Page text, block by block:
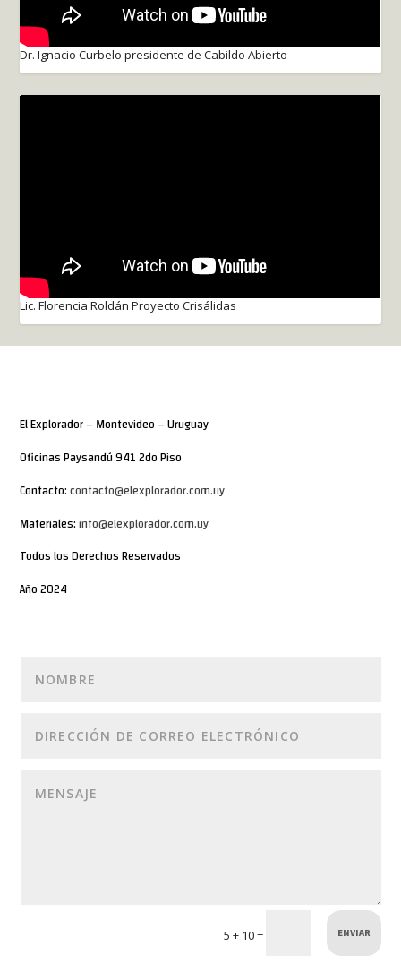
Dr. Ignacio Curbelo presidente de Cabildo Abierto
Lic. Florencia Roldán Proyecto Crisálidas
El Explorador – Montevideo – Uruguay
Oficinas Paysandú 941 2do Piso
Contacto:contacto@elexplorador.com.uy
Materiales:info@elexplorador.com.uy
Todos los Derechos Reservados
Año 2024
5 + 10= ENVIAR